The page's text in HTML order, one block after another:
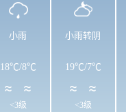
小雨
18℃/8℃
<3级
小雨转阴
19℃/7℃
<3级